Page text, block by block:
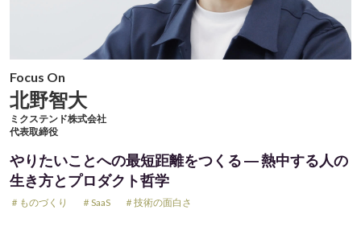
Focus On
北野智大
ミクステンド株式会社
代表取締役
やりたいことへの最短距離をつくる ― 熱中する人の
生き方とプロダクト哲学
＃ものづくり ＃SaaS ＃技術の面白さ